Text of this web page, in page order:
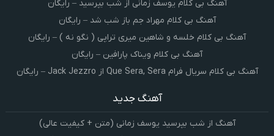
آهنگ بی کلام یوسف زمانی از شب بپرسید – رایگان
آهنگ بی کلام مهراد جم باز شب شد – رایگان
آهنگ بی کلام خلسه و شاهین میری تراپی ( نگو نه ) – رایگان
آهنگ بی کلام ویناک پارافین – رایگان
آهنگ بی کلام سریال فرام Que Sera, Sera از Jack Jezzro – رایگان
آهنگ جدید
آهنگ از شب بپرسید یوسف زمانی (متن + کیفیت عالی)